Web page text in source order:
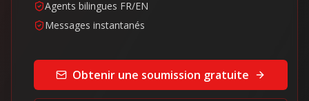
Agents bilingues FR/EN
Messages instantanés
Obtenir une soumission gratuite